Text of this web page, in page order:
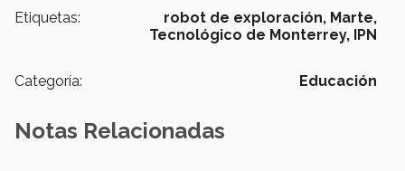
Etiquetas: robot de exploración, Marte,
Tecnológico de Monterrey, IPN
Categoría: Educación
Notas Relacionadas